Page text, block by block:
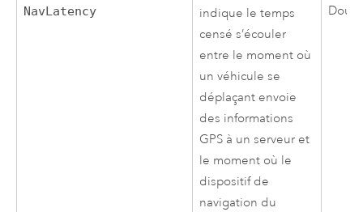
NavLatency
indique le temps
censé s’écouler
entre le moment où
un véhicule se
déplaçant envoie
des informations
GPS à un serveur et
le moment où le
dispositif de
navigation du